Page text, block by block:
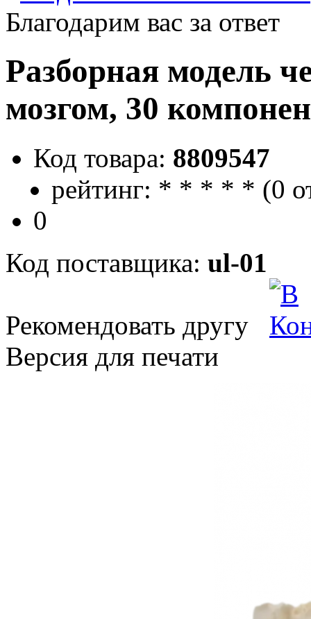
Благодарим вас за ответ
Разборная модель
мозгом, 30
Код товара: 8809547
рейтинг: * * * * * (0
0
Код поставщика: ul-01
Рекомендовать другу
Версия для печати